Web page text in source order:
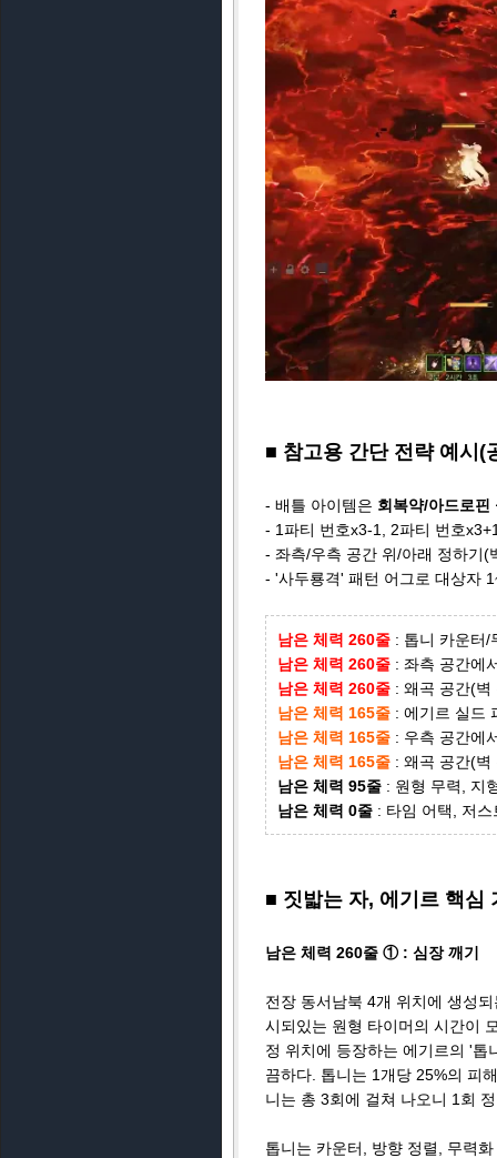
■ 참고용 간단 전략 예시(
- 배틀 아이템은 회복약/아드로핀
- 1파티 번호x3-1, 2파티 번호
- 좌측/우측 공간 위/아래 정하기
- '사두룡격' 패턴 어그로 대상자
남은 체력 260줄 : 톱니 카운터/
남은 체력 260줄 : 좌측 공간에
남은 체력 260줄 : 왜곡 공간(벽
남은 체력 165줄 : 에기르 실드
남은 체력 165줄 : 우측 공간에
남은 체력 165줄 : 왜곡 공간(벽
남은 체력 95줄 : 원형 무력, 지
남은 체력 0줄 : 타임 어택, 저
■ 짓밟는 자, 에기르 핵심
남은 체력 260줄 ① : 심장 깨기
전장 동서남북 4개 위치에 생성
시되있는 원형 타이머의 시간이
정 위치에 등장하는 에기르의 '
끔하다. 톱니는 1개당 25%의 피
니는 총 3회에 걸쳐 나오니 1회
톱니는 카운터, 방향 정렬, 무력